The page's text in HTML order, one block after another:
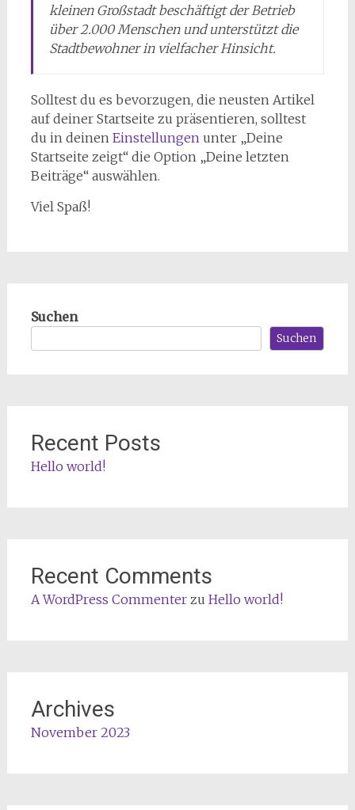
kleinen Großstadt beschäftigt der Betrieb
über 2.000 Menschen und unterstützt die
Stadtbewohner in vielfacher Hinsicht.
Solltest du es bevorzugen, die neusten Artikel
auf deiner Startseite zu präsentieren, solltest
du in deinen Einstellungenunter „Deine
Startseite zeigt“ die Option „Deine letzten
Beiträge“ auswählen.
Viel Spaß!
Suchen
Suchen
Recent Posts
Hello world!
Recent Comments
A WordPress Commenterzu Hello world!
Archives
November 2023